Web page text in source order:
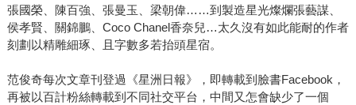
張國榮、陳百強、張曼玉、梁朝偉……到製造星光燦爛張藝謀、
侯孝賢、關錦鵬、Coco Chanel香奈兒…太久沒有如此能耐的作者
刻劃以精雕細琢、且字數多若抬頭星宿。
范俊奇每次文章刊登過《星洲日報》，即轉載到臉書Facebook，
再被以百計粉絲轉載到不同社交平台，中間又怎會缺少了一個